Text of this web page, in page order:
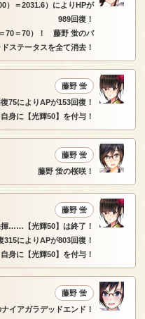
）＝2031.6）によりHPが
989回復！
70＝70）！ 藤野 蛍のバ
ドステータスを全て消去！
藤野 蛍
75によりAPが153回復！
自身に【光輝50】を付与！
藤野 蛍
藤野 蛍の桜咲！
藤野 蛍
……【光輝50】は終了！
315によりAPが803回復！
自身に【光輝50】を付与！
藤野 蛍
イアガラデッドエンド！